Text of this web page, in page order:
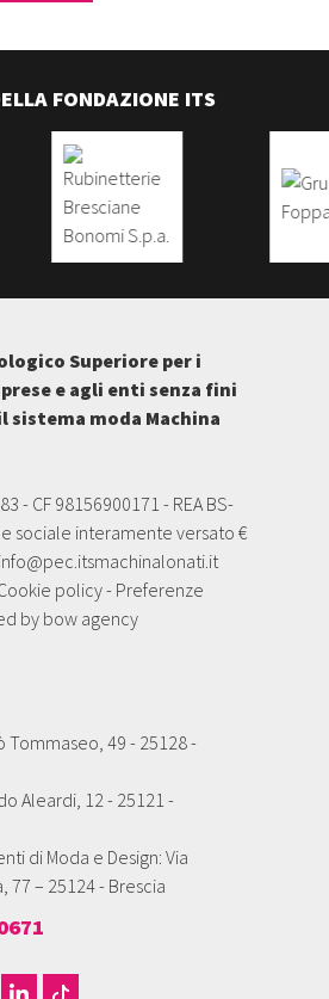
FONDAZIONE ITS
Superiore per i
e agli enti senza fini
sistema moda Machina
- CF 98156900171 - REA BS-
sociale interamente versato €
info@pec.itsmachinalonati.it
policy- Preferenze
bybow agency
Tommaseo, 49 - 25128 -
Aleardi, 12 - 25121 -
di Moda e Design: Via
77 – 25124 - Brescia